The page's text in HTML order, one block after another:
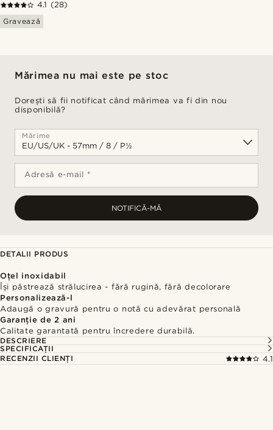
4.1 (28)
Gravează
Mărimea nu mai este pe stoc
Dorești să fii notificat când mărimea va fi din nou
disponibilă?
Mărime
Adresă e-mail *
NOTIFICĂ-MĂ
DETALII PRODUS
Oțel inoxidabil
Își păstrează strălucirea - fără rugină, fără decolorare
Personalizează-l
Adaugă o gravură pentru o notă cu adevărat personală
Garanție de 2 ani
Calitate garantată pentru încredere durabilă.
DESCRIERE
SPECIFICAȚII
RECENZII CLIENȚI
4.1